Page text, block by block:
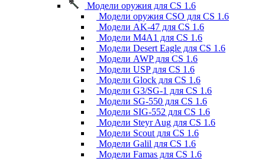
Модели оружия для CS 1.6
Модели оружия CSO для CS 1.6
Модели AK-47 для CS 1.6
Модели M4A1 для CS 1.6
Модели Desert Eagle для CS 1.6
Модели AWP для CS 1.6
Модели USP для CS 1.6
Модели Glock для CS 1.6
Модели G3/SG-1 для CS 1.6
Модели SG-550 для CS 1.6
Модели SIG-552 для CS 1.6
Модели Steyr Aug для CS 1.6
Модели Scout для CS 1.6
Модели Galil для CS 1.6
Модели Famas для CS 1.6